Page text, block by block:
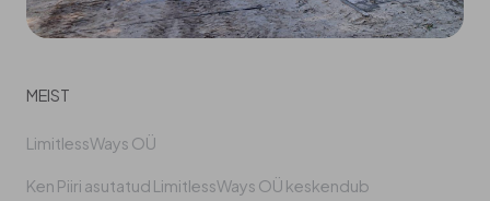
MEIST
LimitlessWays OÜ
Ken Piiri asutatud LimitlessWays OÜ keskendub